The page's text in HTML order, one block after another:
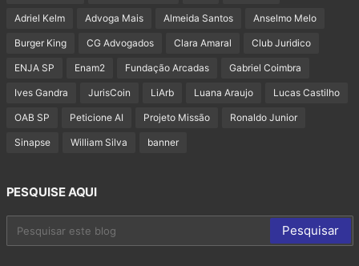
Adriel Kelm Advoga Mais Almeida Santos Anselmo Melo
Burger King CG Advogados Clara Amaral Club Juridico
ENJA SP Enam2 Fundação Arcadas Gabriel Coimbra
Ives Gandra JurisCoin LiArb Luana Araujo Lucas Castilho
OAB SP Peticione AI Projeto Missão Ronaldo Junior
Sinapse William Silva banner
PESQUISE AQUI